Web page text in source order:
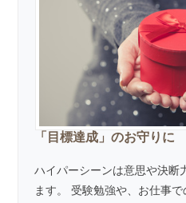
「目標達成」のお守りに
ハイパーシーンは意思や決断
ます。 受験勉強や、お仕事